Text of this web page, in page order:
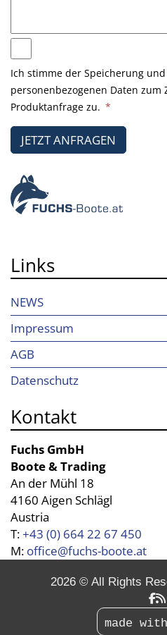
Ich stimme der Speicherung
personenbezogenen Daten
Produktanfrage zu. *
JETZT ANFRAGEN
Links
NEWS
Impressum
AGB
Datenschutz
Kontakt
Fuchs GmbH
Boote & Trading
An der Mühl 18
4160 Aigen Schlägl
Austria
T:+43 (0) 664 22 67 450
M: office@fuchs-boote.at
2026 © All Rights
made